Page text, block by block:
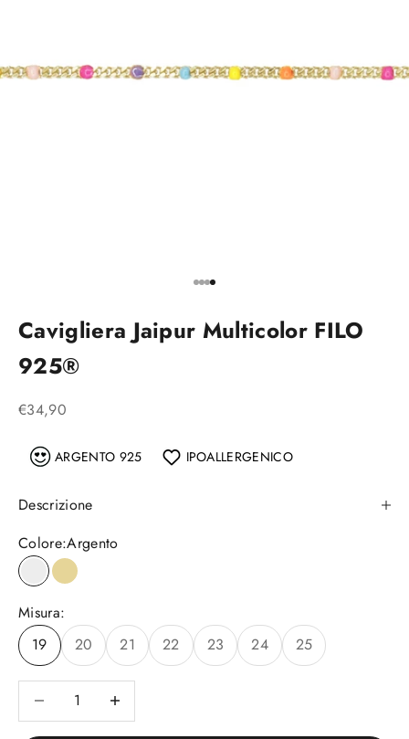
Vai all'articolo 1
Vai all'articolo 2
Vai all'articolo 3
Vai all'articolo 4
Cavigliera Jaipur Multicolor FILO
925®
Prezzo scontato
€34,90
ARGENTO 925 IPOALLERGENICO
Descrizione
Colore:Argento
ArgentoPlaccato oro
Misura:
19
20 21 22 23 24 25
Diminuisci quantitàDiminuisci quantità